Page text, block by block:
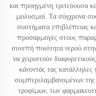
και προηγμένη τριτεύουσα
μολυσμοί. Τα σύγχρονα
συστήματα επιβλέπειας
προσαρμογές στους
συνεπή ποιότητα νερού
να χειριστούν
κάνοντάς τας κατάλληλες
συμπεριλαμβανομένων
τροφίμων, των